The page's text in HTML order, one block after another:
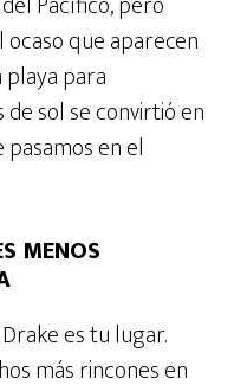
que aparecen
playa para
sol se convirtió en
en el
MENOS
es tu lugar.
más rincones en